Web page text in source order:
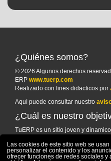
Las cookies de este sitio web se usan
personalizar el contenido y los
ofrecer funciones de redes sociales y
¿Quiénes somos?
© 2026 Algunos derechos
ERP www.tuerp.com
Realizado con fines didacticos por
Aquí puede consultar nuestro
¿Cuál es nuestro
TuERP es un sitio joven y
cuestiones sobre elegir un
una cuestion de vital importancia
recopilar la maxima información